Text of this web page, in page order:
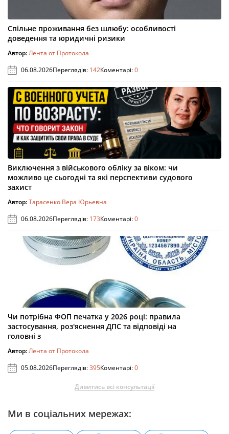
Спільне проживання без шлюбу: особливості
доведення та юридичні ризики
Автор:Лента от Протокола
06.08.2026Переглядів: 142Коментарі:0
Виключення з військового обліку за віком: чи
можливо це сьогодні та які перспективи судового
захист
Автор:Тарасенко Вера Юрьевна
06.08.2026Переглядів: 173Коментарі:0
Чи потрібна ФОП печатка у 2026 році: правила
застосування, роз'яснення ДПС та відповіді на
головні з
Автор:Лента от Протокола
05.08.2026Переглядів:395Коментарі:0
Дивитись всі консультації
Ми в соціальних мережах: